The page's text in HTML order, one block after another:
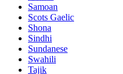
Samoan
Scots Gaelic
Shona
Sindhi
Sundanese
Swahili
Tajik